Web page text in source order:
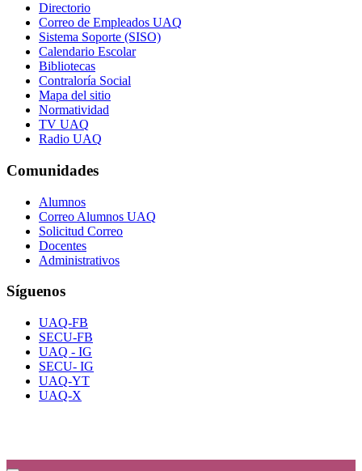
Directorio
Correo de Empleados UAQ
Sistema Soporte (SISO)
Calendario Escolar
Bibliotecas
Contraloría Social
Mapa del sitio
Normatividad
TV UAQ
Radio UAQ
Comunidades
Alumnos
Correo Alumnos UAQ
Solicitud Correo
Docentes
Administrativos
Síguenos
UAQ-FB
SECU-FB
UAQ - IG
SECU- IG
UAQ-YT
UAQ-X